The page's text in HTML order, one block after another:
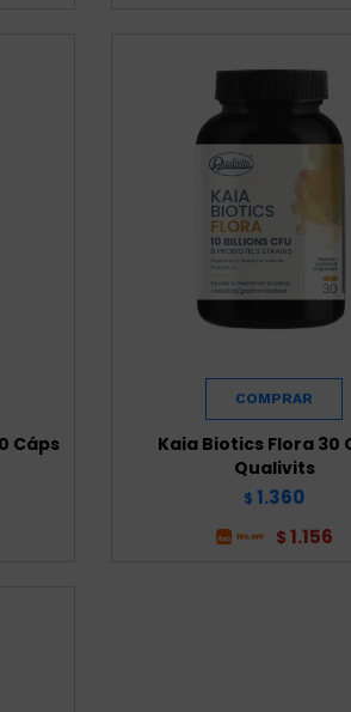
Cáps
Kaia Biotics Flora 30
Qualivits
$ 1.360
$ 1.156